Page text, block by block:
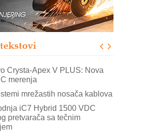
na prvom mestu!
- više od 40 godina
u industriji
Studio – vizuelne priče
Crysta-Apex V PLUS: Nova
merenja
mrežastih nosača kablova
iC7 Hybrid 1500 VDC
pretvarača sa tečnim